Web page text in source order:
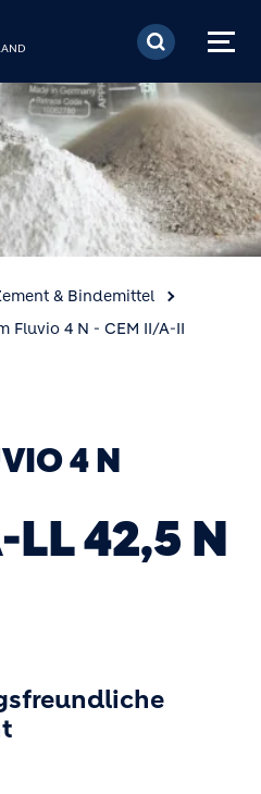
Direkt zum Inhalt
& Bindemittel
Fluvio 4 N - CEM II/A-II
4 N
42,5 N